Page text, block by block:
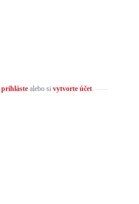
prihlástealebo si vytvorte účet.